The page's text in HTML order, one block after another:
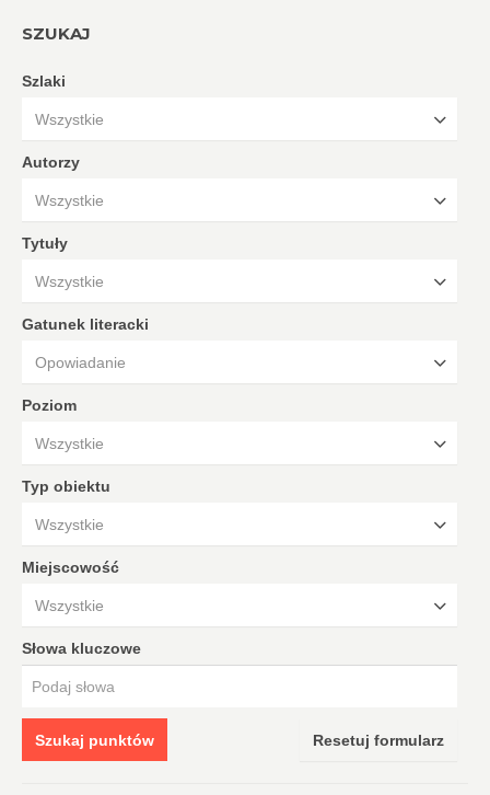
SZUKAJ
Szlaki
Wszystkie
Autorzy
Wszystkie
Tytuły
Wszystkie
Gatunek literacki
Opowiadanie
Poziom
Wszystkie
Typ obiektu
Wszystkie
Miejscowość
Wszystkie
Słowa kluczowe
Szukaj punktów Resetuj formularz